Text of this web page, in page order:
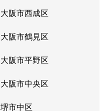
大阪市西成区
大阪市鶴見区
大阪市平野区
大阪市中央区
堺市中区